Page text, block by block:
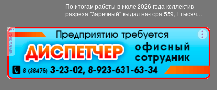
По итогам работы в июле 2026 года коллектив
разреза "Заречный" выдал на-гора 559,1 тысяч
реклама